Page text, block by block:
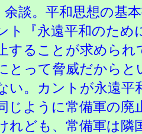
余談。平和思想の基
ト『永遠平和のため
することが求めら
とって脅威だから
い。カントが永遠平
じように常備軍の廃
れども、常備軍は隣